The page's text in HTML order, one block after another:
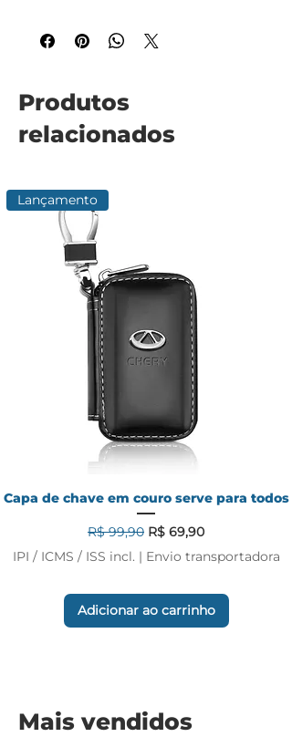
Produtos
relacionados
Lançamento
Capa de chave em couro serve para todos
Preço normal
R$ 99,90 Preço promocional
R$ 69,90
IPI / ICMS / ISS incl. | Envio transportadora
Adicionar ao carrinho
Mais vendidos